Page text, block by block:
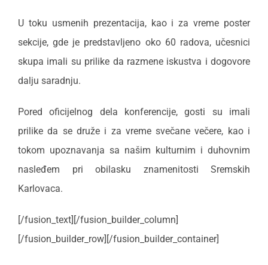
U toku usmenih prezentacija, kao i za vreme poster
sekcije, gde je predstavljeno oko 60 radova, učesnici
skupa imali su prilike da razmene iskustva i dogovore
dalju saradnju.
Pored oficijelnog dela konferencije, gosti su imali
prilike da se druže i za vreme svečane večere, kao i
tokom upoznavanja sa našim kulturnim i duhovnim
nasleđem pri obilasku znamenitosti Sremskih
Karlovaca.
[/fusion_text][/fusion_builder_column]
[/fusion_builder_row][/fusion_builder_container]